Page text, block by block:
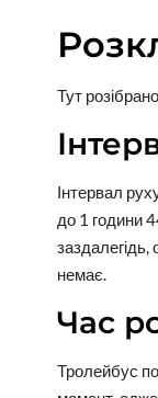
Тут
Інтервал
до 1 години
немає.
Час
Тролейбус